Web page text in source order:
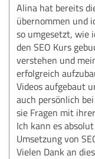
Alina hat bereits
übernommen und
so umgesetzt, wie
den SEO Kurs
verstehen und
erfolgreich
Videos aufgebaut
auch persönlich
sie Fragen mit
Ich kann es
Umsetzung von
Vielen Dank an